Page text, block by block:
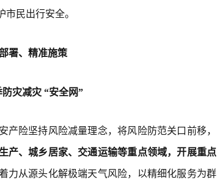
市民出行安全。
署、精准施策
灾减灾 “安全网”
产险坚持风险减量理念，将风险防范关口前移，
产、城乡居家、交通运输等重点领域，开展重点
力从源头化解极端天气风险，以精细化服务为群